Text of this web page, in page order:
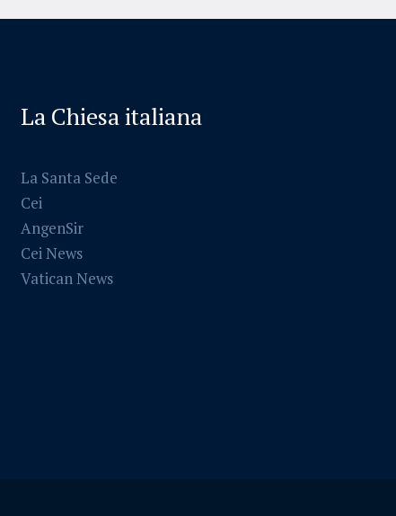
La Chiesa italiana
La Santa Sede
Cei
AngenSir
Cei News
Vatican News